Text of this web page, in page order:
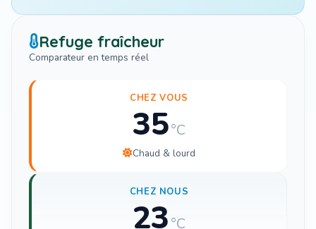
Refuge fraîcheur
Comparateur en temps réel
CHEZ VOUS
35°C
Chaud & lourd
CHEZ NOUS
23°C